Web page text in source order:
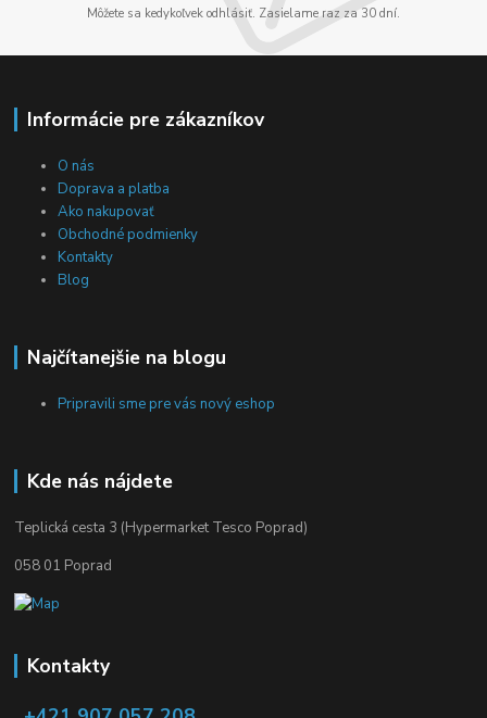
Môžete sa kedykoľvek odhlásiť. Zasielame raz za 30 dní.
Informácie pre zákazníkov
O nás
Doprava a platba
Ako nakupovať
Obchodné podmienky
Kontakty
Blog
Najčítanejšie na blogu
Pripravili sme pre vás nový eshop
Kde nás nájdete
Teplická cesta 3 (Hypermarket Tesco Poprad)
058 01 Poprad
Kontakty